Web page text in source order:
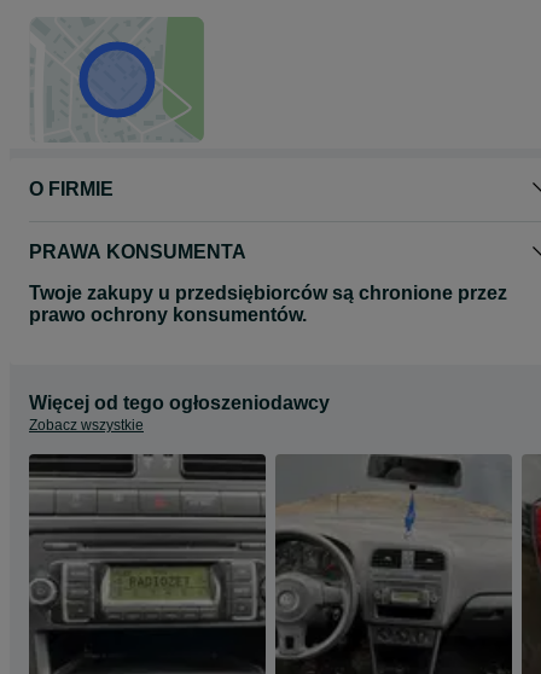
O FIRMIE
PRAWA KONSUMENTA
Twoje zakupy u przedsiębiorców są chronione przez
prawo ochrony konsumentów.
Więcej od tego ogłoszeniodawcy
Zobacz wszystkie